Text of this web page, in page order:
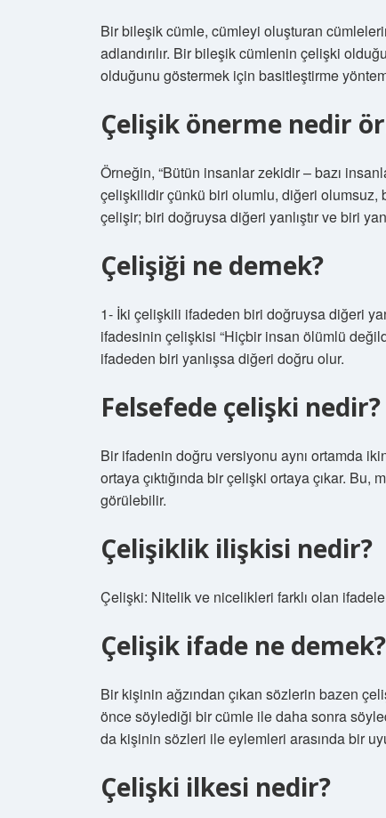
Bir bileşik cümle, cümleyi oluşturan
adlandırılır. Bir bileşik cümlenin çelişki
olduğunu göstermek için basitleştirme
Çelişik önerme nedir
Örneğin, “Bütün insanlar zekidir – bazı
çelişkilidir çünkü biri olumlu, diğeri
çelişir; biri doğruysa diğeri yanlıştır ve biri
Çelişiği ne demek?
1- İki çelişkili ifadeden biri doğruysa diğeri
ifadesinin çelişkisi “Hiçbir insan ölümlü
ifadeden biri yanlışsa diğeri doğru olur.
Felsefede çelişki nedir?
Bir ifadenin doğru versiyonu aynı ortamda
ortaya çıktığında bir çelişki ortaya çıkar.
görülebilir.
Çelişiklik ilişkisi nedir?
Çelişki: Nitelik ve nicelikleri farklı olan
Çelişik ifade ne demek?
Bir kişinin ağzından çıkan sözlerin bazen
önce söylediği bir cümle ile daha sonra
da kişinin sözleri ile eylemleri arasında bir
Çelişki ilkesi nedir?